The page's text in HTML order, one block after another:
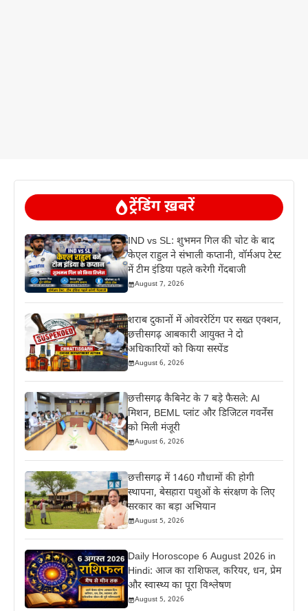
ट्रेंडिंग ख़बरें
IND vs SL: शुभमन गिल की चोट के बाद
केएल राहुल ने संभाली कप्तानी, वॉर्मअप टेस्ट
में टीम इंडिया पहले करेगी गेंदबाजी
August 7, 2026
शराब दुकानों में ओवररेटिंग पर सख्त एक्शन,
छत्तीसगढ़ आबकारी आयुक्त ने दो
अधिकारियों को किया सस्पेंड
August 6, 2026
छत्तीसगढ़ कैबिनेट के 7 बड़े फैसले: AI
मिशन, BEML प्लांट और डिजिटल गवर्नेंस
को मिली मंजूरी
August 6, 2026
छत्तीसगढ़ में 1460 गौधामों की होगी
स्थापना, बेसहारा पशुओं के संरक्षण के लिए
सरकार का बड़ा अभियान
August 5, 2026
Daily Horoscope 6 August 2026 in
Hindi: आज का राशिफल, करियर, धन, प्रेम
और स्वास्थ्य का पूरा विश्लेषण
August 5, 2026